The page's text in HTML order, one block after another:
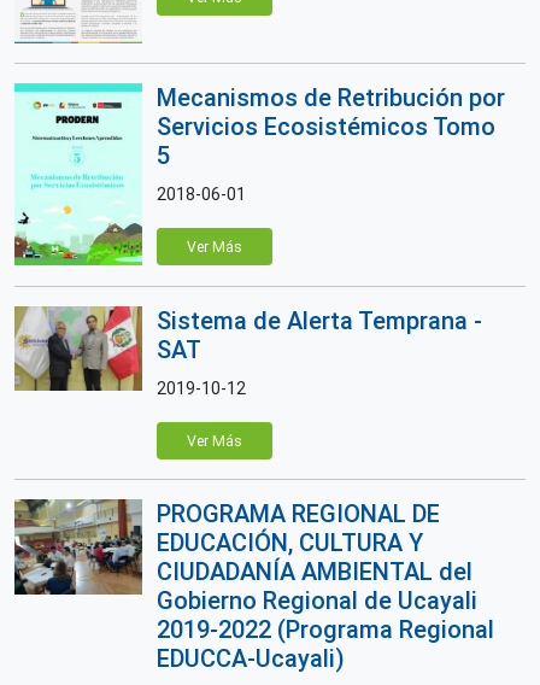
Mecanismos de Retribución por
Servicios Ecosistémicos Tomo
5
2018-06-01
Ver Más
Sistema de Alerta Temprana -
SAT
2019-10-12
Ver Más
PROGRAMA REGIONAL DE
EDUCACIÓN, CULTURA Y
CIUDADANÍA AMBIENTAL del
Gobierno Regional de Ucayali
2019-2022 (Programa Regional
EDUCCA-Ucayali)